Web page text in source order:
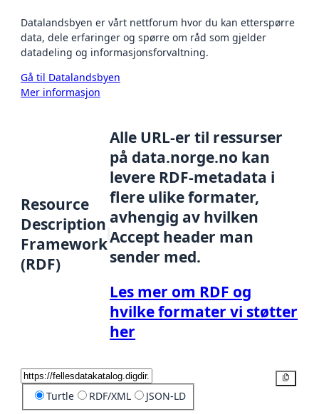
Datalandsbyen er vårt nettforum hvor du kan etterspørre
data, dele erfaringer og spørre om råd som gjelder
datadeling og informasjonsforvaltning.
Gå til Datalandsbyen
Mer informasjon
Resource
Description
Framework
(RDF)
Alle URL-er til ressurser
på data.norge.no kan
levere RDF-metadata i
flere ulike formater,
avhengig av hvilken
Accept header man
sender med.
Les mer om RDF og
hvilke formater vi støtter
her
Turtle RDF/XML JSON-LD